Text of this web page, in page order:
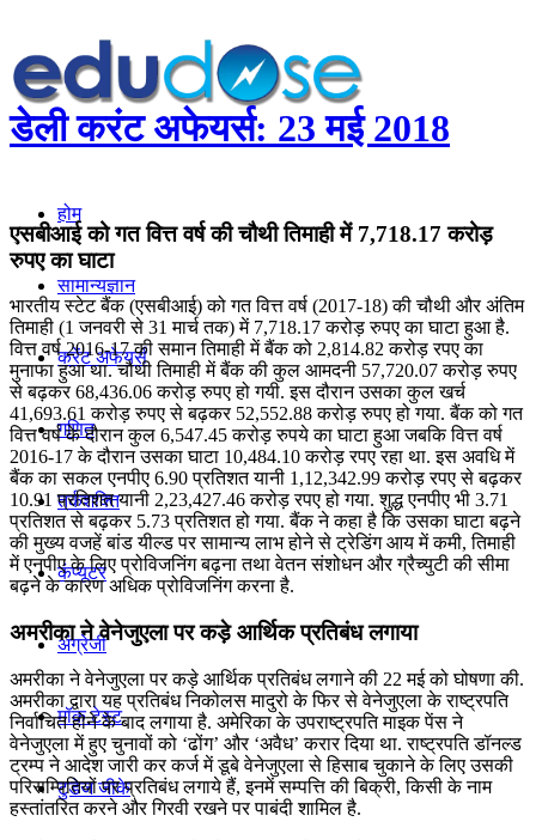
होम
सामान्यज्ञान
करेंट अफेयर्स
गणित
तर्कशक्ति
कंप्यूटर
अंग्रेजी
मॉक टेस्ट
टुडेज जीके
डेली करंट अफेयर्स: 23 मई 2018
एसबीआई को गत वित्त वर्ष की चौथी तिमाही में 7,718.17 करोड़
रुपए का घाटा
भारतीय स्टेट बैंक (एसबीआई) को गत वित्त वर्ष (2017-18) की चौथी और अंतिम
तिमाही (1 जनवरी से 31 मार्च तक) में 7,718.17 करोड़ रुपए का घाटा हुआ है.
वित्त वर्ष 2016-17 की समान तिमाही में बैंक को 2,814.82 करोड़ रपए का
मुनाफा हुआ था. चौथी तिमाही में बैंक की कुल आमदनी 57,720.07 करोड़ रुपए
से बढ़कर 68,436.06 करोड़ रुपए हो गयी. इस दौरान उसका कुल खर्च
41,693.61 करोड़ रुपए से बढ़कर 52,552.88 करोड़ रुपए हो गया. बैंक को गत
वित्त वर्ष के दौरान कुल 6,547.45 करोड़ रुपये का घाटा हुआ जबकि वित्त वर्ष
2016-17 के दौरान उसका घाटा 10,484.10 करोड़ रपए रहा था. इस अवधि में
बैंक का सकल एनपीए 6.90 प्रतिशत यानी 1,12,342.99 करोड़ रपए से बढ़कर
10.91 प्रतिशत यानी 2,23,427.46 करोड़ रपए हो गया. शुद्ध एनपीए भी 3.71
प्रतिशत से बढ़कर 5.73 प्रतिशत हो गया. बैंक ने कहा है कि उसका घाटा बढ़ने
की मुख्य वजहें बांड यील्ड पर सामान्य लाभ होने से ट्रेडिंग आय में कमी, तिमाही
में एनपीए के लिए प्रोविजनिंग बढ़ना तथा वेतन संशोधन और ग्रैच्युटी की सीमा
बढ़ने के कारण अधिक प्रोविजनिंग करना है.
अमरीका ने वेनेजुएला पर कड़े आर्थिक प्रतिबंध लगाया
अमरीका ने वेनेजुएला पर कड़े आर्थिक प्रतिबंध लगाने की 22 मई को घोषणा की.
अमरीका द्वारा यह प्रतिबंध निकोलस मादुरो के फिर से वेनेजुएला के राष्‍ट्रपति
निर्वाचित होने के बाद लगाया है. अमेरिका के उपराष्ट्रपति माइक पेंस ने
वेनेजुएला में हुए चुनावों को ‘ढोंग’ और ‘अवैध’ करार दिया था. राष्‍ट्रपति डॉनल्‍ड
ट्रम्‍प ने आदेश जारी कर कर्ज में डूबे वेनेजुएला से हिसाब चुकाने के लिए उसकी
परिसम्पितियों पर प्रतिबंध लगाये हैं, इनमें सम्‍पत्ति की बिक्री, किसी के नाम
हस्‍तांतरित करने और गिरवी रखने पर पाबंदी शामिल है.